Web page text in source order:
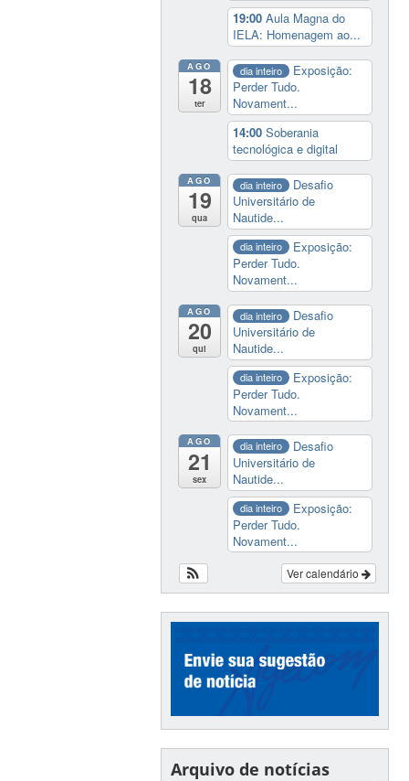
19:00Aula Magna do
IELA: Homenagem ao...
AGO
18
ter
dia inteiro
Exposição:
Perder Tudo.
Novament...
14:00Soberania
tecnológica e digital
AGO
19
qua
dia inteiro
Desafio
Universitário de
Nautide...
dia inteiro
Exposição:
Perder Tudo.
Novament...
AGO
20
qui
dia inteiro
Desafio
Universitário de
Nautide...
dia inteiro
Exposição:
Perder Tudo.
Novament...
AGO
21
sex
dia inteiro
Desafio
Universitário de
Nautide...
dia inteiro
Exposição:
Perder Tudo.
Novament...
Ver calendário
Arquivo de notícias